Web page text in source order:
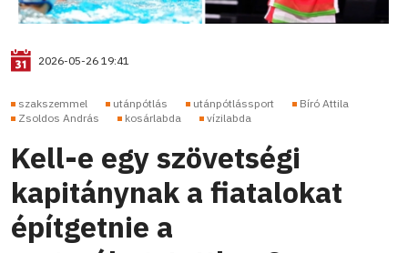
2026-05-26 19:41
szakszemmel utánpótlás utánpótlássport
Bíró Attila
Zsoldos András
kosárlabda vízilabda
Kell-e egy szövetségi
kapitánynak a fiatalokat
építgetnie a